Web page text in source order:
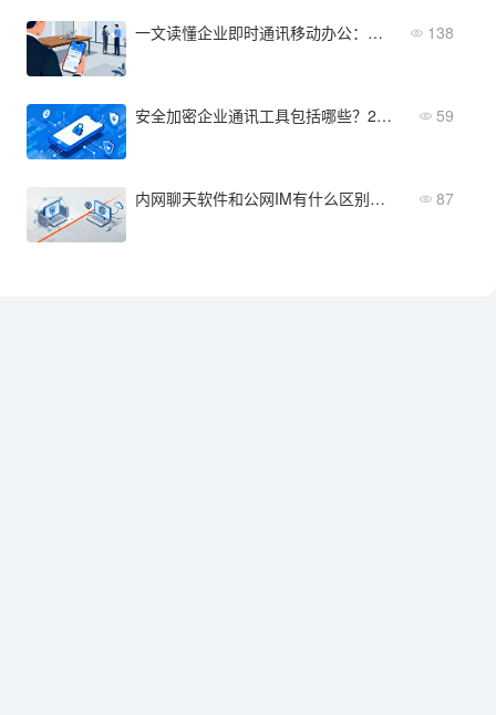
一文读懂企业即时通讯移动办公：定义、核心模块与实施要点 138
安全加密企业通讯工具包括哪些？2026年核心功能与5大应用场景盘点 59
内网聊天软件和公网IM有什么区别？网络架构与安全边界的根本差异 87